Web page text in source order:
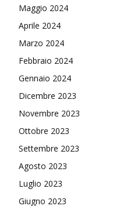
Maggio 2024
Aprile 2024
Marzo 2024
Febbraio 2024
Gennaio 2024
Dicembre 2023
Novembre 2023
Ottobre 2023
Settembre 2023
Agosto 2023
Luglio 2023
Giugno 2023